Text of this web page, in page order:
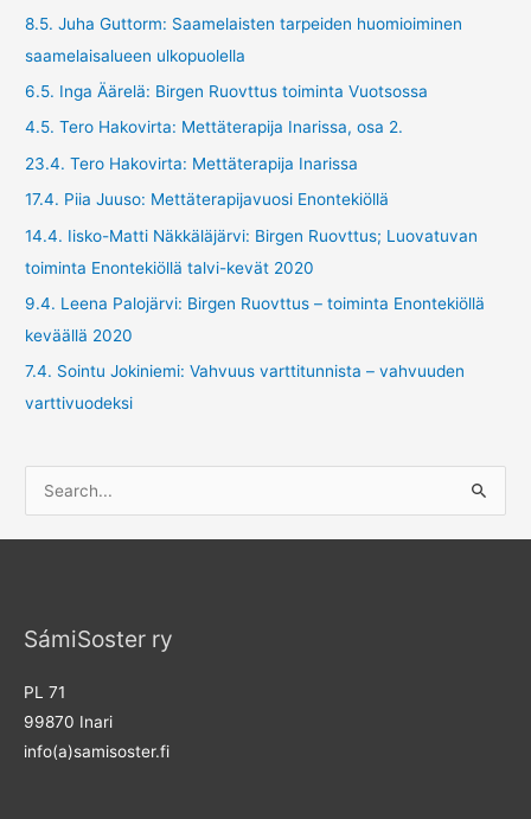
8.5. Juha Guttorm: Saamelaisten tarpeiden huomioiminen
saamelaisalueen ulkopuolella
6.5. Inga Äärelä: Birgen Ruovttus toiminta Vuotsossa
4.5. Tero Hakovirta: Mettäterapija Inarissa, osa 2.
23.4. Tero Hakovirta: Mettäterapija Inarissa
17.4. Piia Juuso: Mettäterapijavuosi Enontekiöllä
14.4. Iisko-Matti Näkkäläjärvi: Birgen Ruovttus; Luovatuvan
toiminta Enontekiöllä talvi-kevät 2020
9.4. Leena Palojärvi: Birgen Ruovttus – toiminta Enontekiöllä
keväällä 2020
7.4. Sointu Jokiniemi: Vahvuus varttitunnista – vahvuuden
varttivuodeksi
e
a
h
o
SámiSoster ry
PL 71
99870 Inari
info(a)samisoster.fi